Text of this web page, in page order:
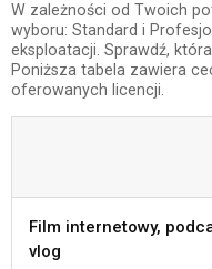
W zależności od Twoich
wyboru: Standard i
eksploatacji. Sprawdź,
Poniższa tabela zawiera
oferowanych licencji.
Film internetowy,
vlog